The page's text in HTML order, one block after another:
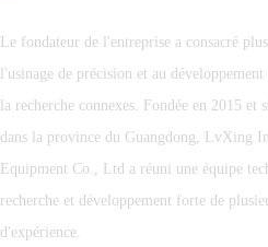
Le fondateur de l'entreprise a consacré
l'usinage de précision et au
la recherche connexes. Fondée en 2015 et
dans la province du Guangdong, LvXing
Equipment Co., Ltd a réuni une équipe
recherche et développement forte de
d'expérience.